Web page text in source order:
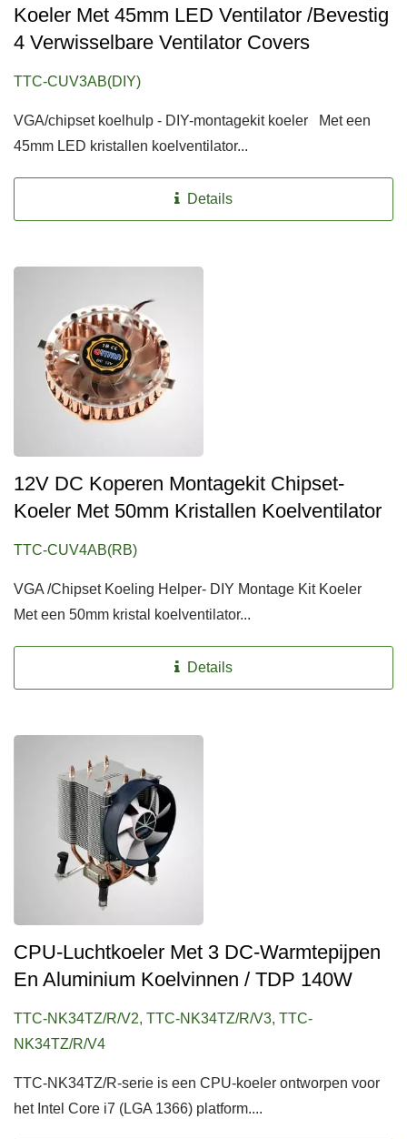
Koeler Met 45mm LED Ventilator /Bevestig
4 Verwisselbare Ventilator Covers
TTC-CUV3AB(DIY)
VGA/chipset koelhulp - DIY-montagekit koeler Met een
45mm LED kristallen koelventilator...
Details
12V DC Koperen Montagekit Chipset-
Koeler Met 50mm Kristallen Koelventilator
TTC-CUV4AB(RB)
VGA /Chipset Koeling Helper- DIY Montage Kit Koeler
Met een 50mm kristal koelventilator...
Details
CPU-Luchtkoeler Met 3 DC-Warmtepijpen
En Aluminium Koelvinnen / TDP 140W
TTC-NK34TZ/R/V2, TTC-NK34TZ/R/V3, TTC-
NK34TZ/R/V4
TTC-NK34TZ/R-serie is een CPU-koeler ontworpen voor
het Intel Core i7 (LGA 1366) platform....